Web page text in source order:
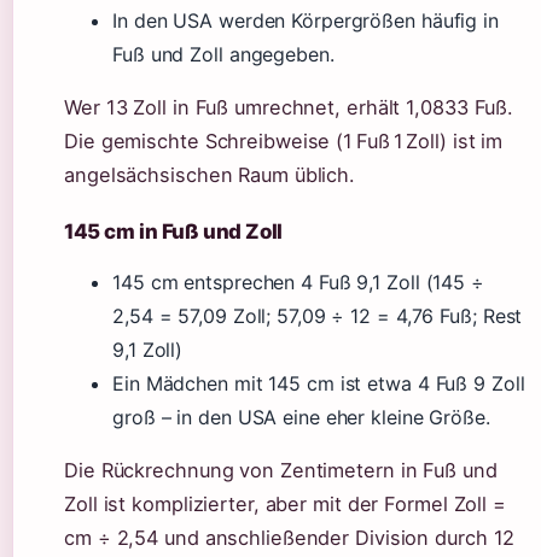
In den USA werden Körpergrößen häufig in
Fuß und Zoll angegeben.
Wer 13 Zoll in Fuß umrechnet, erhält 1,0833 Fuß.
Die gemischte Schreibweise (1 Fuß 1 Zoll) ist im
angelsächsischen Raum üblich.
145 cm in Fuß und Zoll
145 cm entsprechen 4 Fuß 9,1 Zoll (145 ÷
2,54 = 57,09 Zoll; 57,09 ÷ 12 = 4,76 Fuß; Rest
9,1 Zoll)
Ein Mädchen mit 145 cm ist etwa 4 Fuß 9 Zoll
groß – in den USA eine eher kleine Größe.
Die Rückrechnung von Zentimetern in Fuß und
Zoll ist komplizierter, aber mit der Formel Zoll =
cm ÷ 2,54 und anschließender Division durch 12